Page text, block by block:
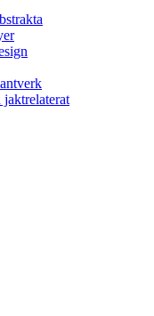
jaktrelaterat